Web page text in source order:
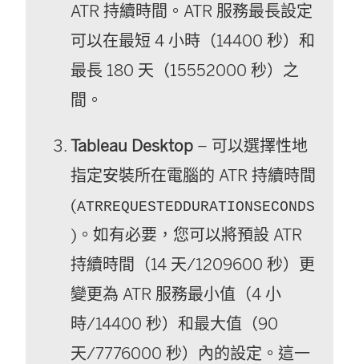
ATR 持續時間。ATR 服務最長設定
可以在最短 4 小時（14400 秒）和
最長 180 天（15552000 秒）之
間。
Tableau Desktop – 可以選擇性地
指定安裝所在電腦的 ATR 持續時間
(ATRREQUESTEDDURATIONSECONDS
)。如有必要，您可以將預設 ATR
持續時間（14 天/1209600 秒）更
變更為 ATR 服務最小值（4 小
時/14400 秒）和最大值（90
天/7776000 秒）內的設定。這一